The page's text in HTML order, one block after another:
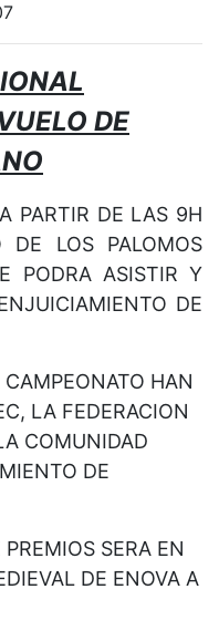
DE
PARTIR DE LAS 9H
DE LOS PALOMOS
PODRA ASISTIR Y
DE
HAN
LA FEDERACION
COMUNIDAD
DE
SERA EN
DE ENOVA A